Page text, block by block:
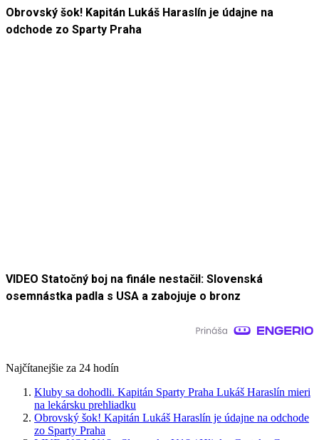
Obrovský šok! Kapitán Lukáš Haraslín je údajne na
odchode zo Sparty Praha
VIDEO Statočný boj na finále nestačil: Slovenská
osemnástka padla s USA a zabojuje o bronz
Najčítanejšie za 24 hodín
Kluby sa dohodli. Kapitán Sparty Praha Lukáš Haraslín mieri
na lekársku prehliadku
Obrovský šok! Kapitán Lukáš Haraslín je údajne na odchode
zo Sparty Praha